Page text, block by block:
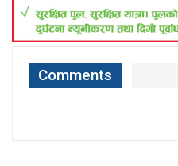
Comments